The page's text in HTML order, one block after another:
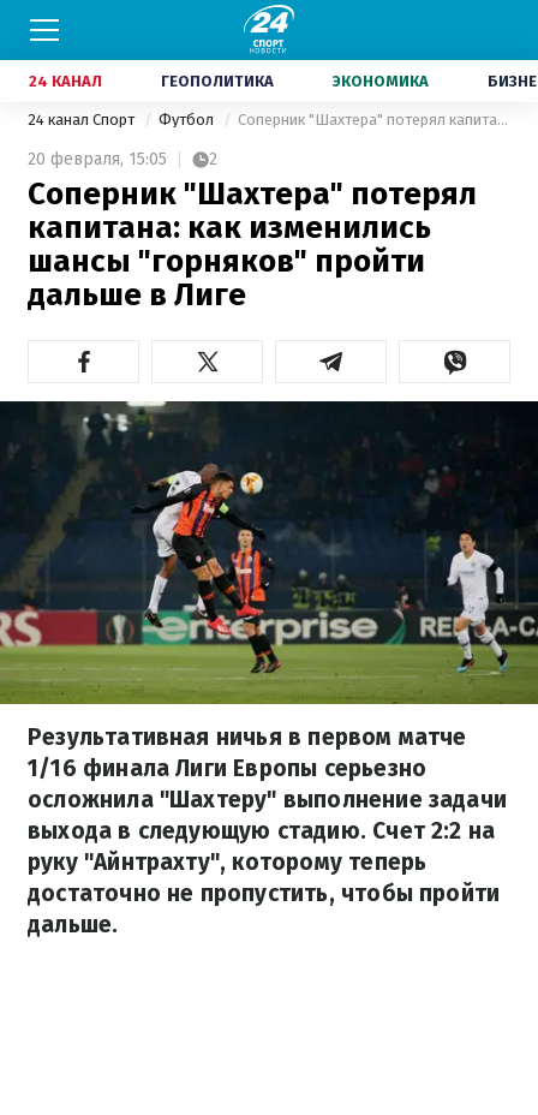
24 КАНАЛ ГЕОПОЛИТИКА ЭКОНОМИКА
24 канал Спорт Футбол Соперник "Шахтера" потерял капитана: как изменились шансы "горняков" пройти дальше в Лиге
20 февраля, 15:05 2
Соперник "Шахтера" потерял
капитана: как изменились
шансы "горняков" пройти
дальше в Лиге
Результативная ничья в первом матче
1/16 финала Лиги Европы серьезно
осложнила "Шахтеру" выполнение задачи
выхода в следующую стадию. Счет 2:2 на
руку "Айнтрахту", которому теперь
достаточно не пропустить, чтобы пройти
дальше.